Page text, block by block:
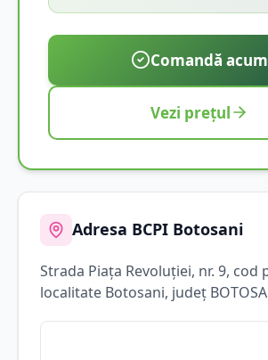
Comandă acum
Vezi prețul
Adresa BCPI Botosani
Strada Piața Revoluției, nr. 9, cod
localitate Botosani, județ